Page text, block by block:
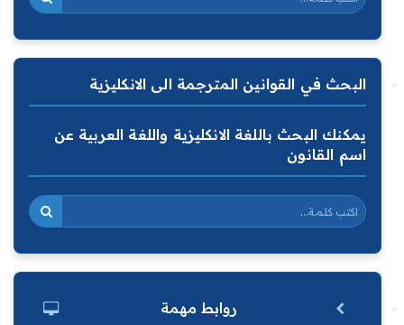
البحث في القوانين المترجمة الى الانكليزية
يمكنك البحث باللغة الانكليزية واللغة العربية عن
اسم القانون
روابط مهمة